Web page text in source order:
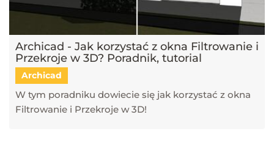
Archicad - Jak korzystać z okna Filtrowanie i
Przekroje w 3D? Poradnik, tutorial
Archicad
W tym poradniku dowiecie się jak korzystać z okna
Filtrowanie i Przekroje w 3D!